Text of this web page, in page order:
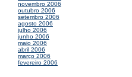
novembro 2006
outubro 2006
setembro 2006
agosto 2006
julho 2006
junho 2006
maio 2006
abril 2006
março 2006
fevereiro 2006